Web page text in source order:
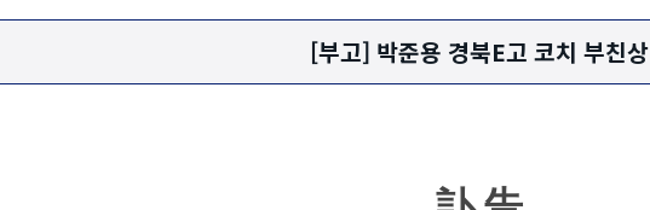
[부고] 박준용 경북E고 코치 부친상